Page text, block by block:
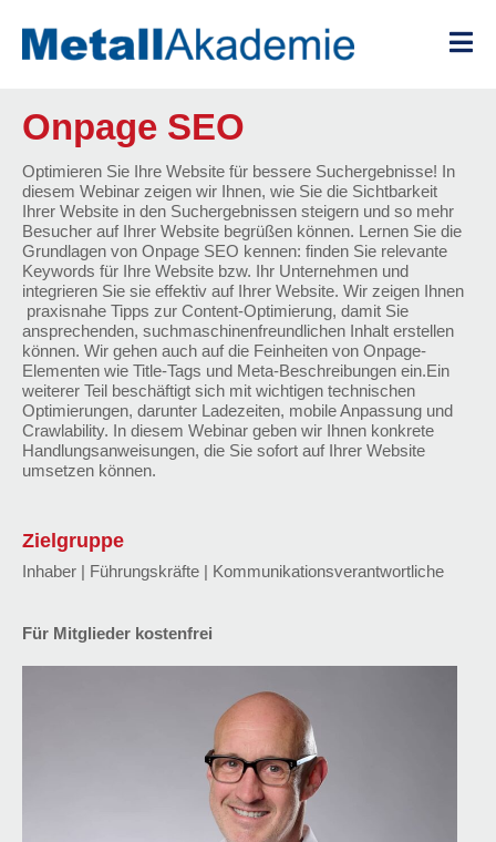
Inhalt
springen
Onpage SEO
Optimieren Sie Ihre Website für bessere Suchergebnisse! In
diesem Webinar zeigen wir Ihnen, wie Sie die Sichtbarkeit
Ihrer Website in den Suchergebnissen steigern und so mehr
Besucher auf Ihrer Website begrüßen können. Lernen Sie die
Grundlagen von Onpage SEO kennen: finden Sie relevante
Keywords für Ihre Website bzw. Ihr Unternehmen und
integrieren Sie sie effektiv auf Ihrer Website. Wir zeigen Ihnen
praxisnahe Tipps zur Content-Optimierung, damit Sie
ansprechenden, suchmaschinenfreundlichen Inhalt erstellen
können. Wir gehen auch auf die Feinheiten von Onpage-
Elementen wie Title-Tags und Meta-Beschreibungen ein.Ein
weiterer Teil beschäftigt sich mit wichtigen technischen
Optimierungen, darunter Ladezeiten, mobile Anpassung und
Crawlability. In diesem Webinar geben wir Ihnen konkrete
Handlungsanweisungen, die Sie sofort auf Ihrer Website
umsetzen können.
Zielgruppe
Inhaber | Führungskräfte | Kommunikationsverantwortliche
Für Mitglieder kostenfrei